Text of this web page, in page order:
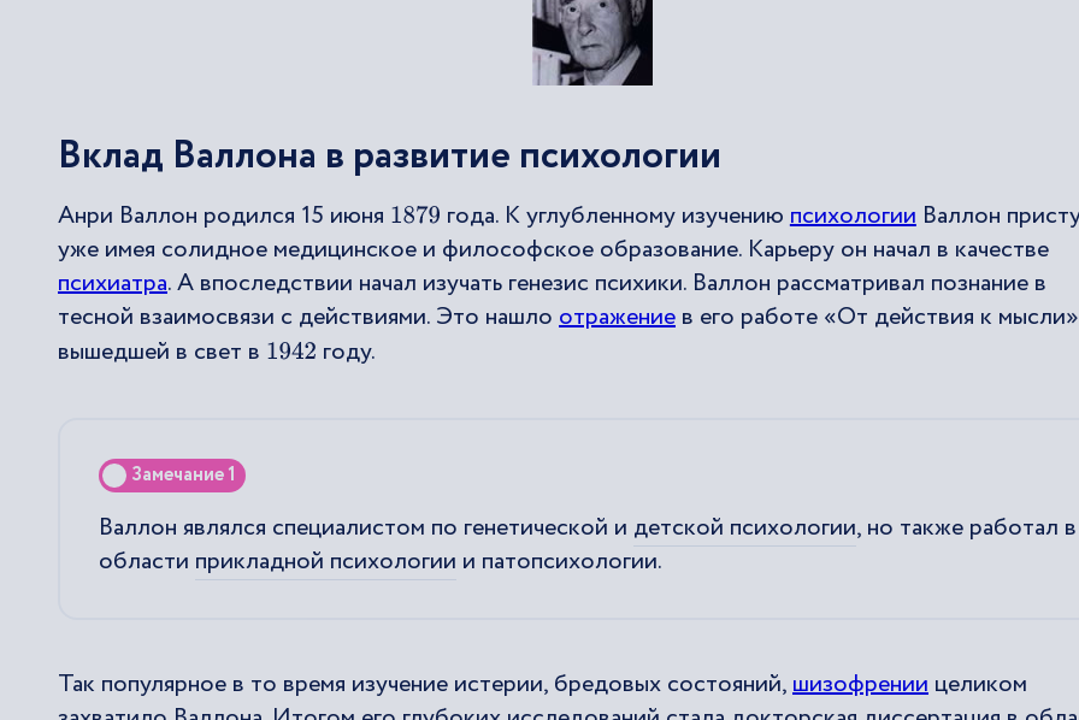
Вклад Валлона в развитие психологии
Анри Валлон родился 15 июня 1879 года. К углубленному изучениюпсихологииВаллон
уже имея солидное медицинское и философское образование. Карьеру он начал в качестве
психиатра. А впоследствии начал изучать генезис психики. Валлон рассматривал познание в
тесной взаимосвязи с действиями. Это нашло отражение в его работе «От действия к
вышедшей в свет в 1942 году.
Замечание 1
Валлон являлся специалистом по генетической и детской психологии, но также работал в
области прикладной психологии и патопсихологии.
Так популярное в то время изучение истерии, бредовых состояний,шизофрении целиком